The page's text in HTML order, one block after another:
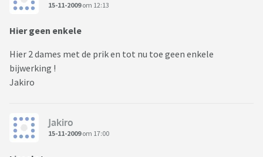
15-11-2009om 12:13
Hier geen enkele
Hier 2 dames met de prik en tot nu toe geen enkele
bijwerking !
Jakiro
Jakiro
15-11-2009om 17:00